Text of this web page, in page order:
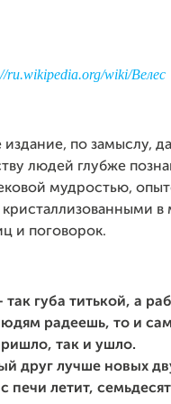
ru.wikipedia.org/wiki/Велес
издание, по замыслу,
людей глубже
мудростью,
в
и поговорок.
так губа титькой, а
радеешь, то и
так и ушло.
друг лучше новых
печи летит,